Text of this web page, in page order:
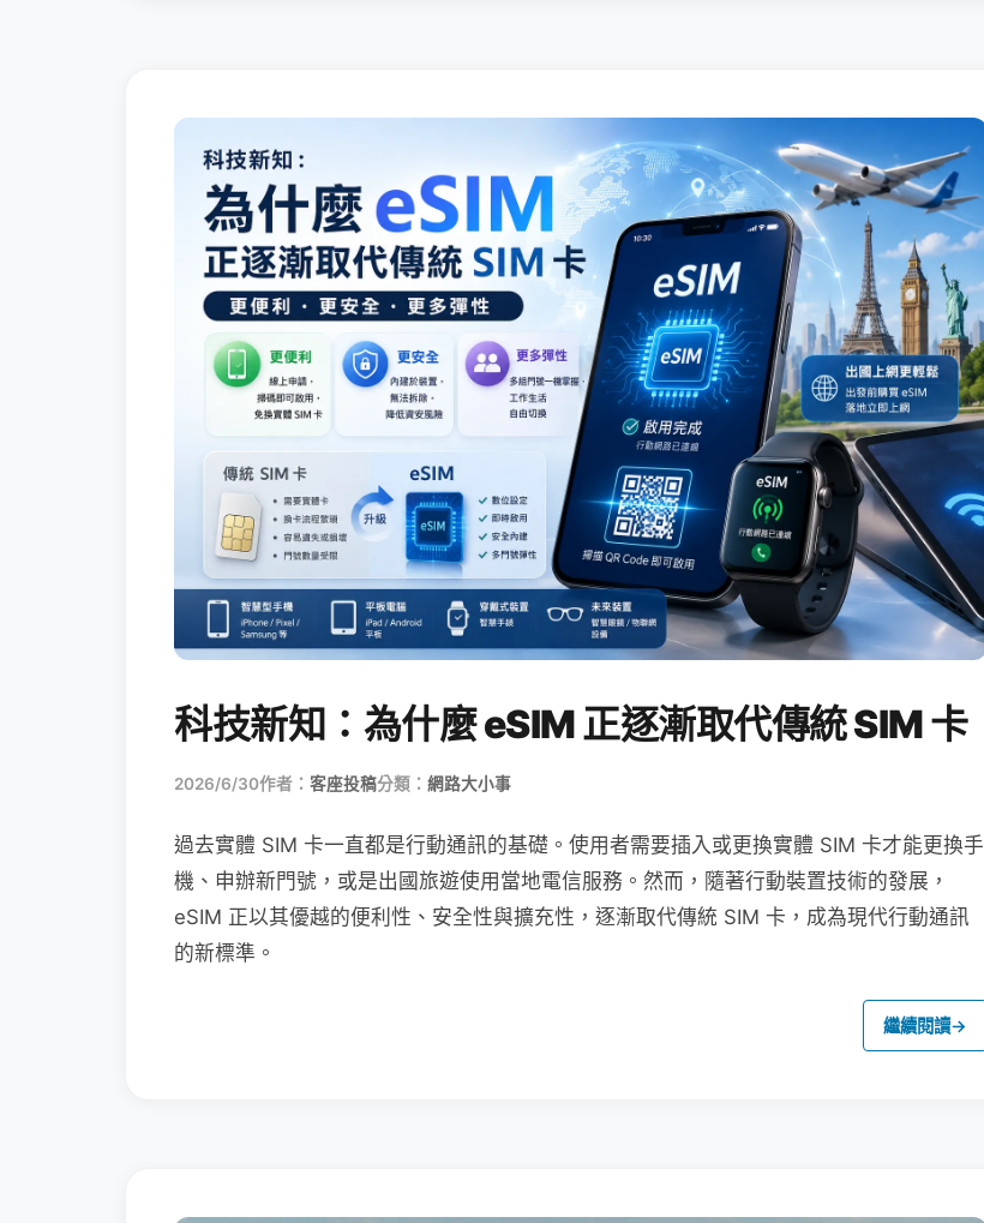
科技新知：為什麼 eSIM 正逐漸取代傳統 SIM 卡
2026/6/30作者： 客座投稿分類： 網路大小事
過去實體 SIM 卡一直都是行動通訊的基礎。使用者需要插入或更換實體 SIM 卡才能更換手
機、申辦新門號，或是出國旅遊使用當地電信服務。然而，隨著行動裝置技術的發展，
eSIM 正以其優越的便利性、安全性與擴充性，逐漸取代傳統 SIM 卡，成為現代行動通訊
的新標準。
繼續閱讀→